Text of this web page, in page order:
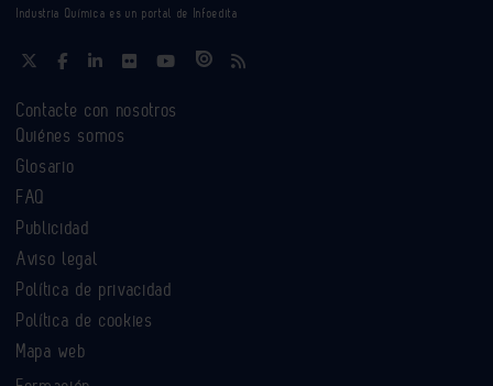
Industria Química es un portal de Infoedita
Contacte con nosotros
Quiénes somos
Glosario
FAQ
Publicidad
Aviso legal
Política de privacidad
Política de cookies
Mapa web